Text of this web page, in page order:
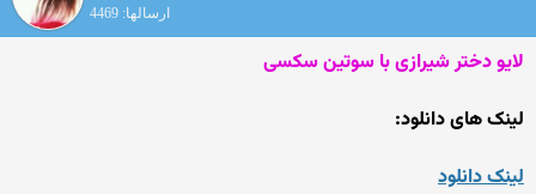
ارسالها: 4469
لایو دختر شیرازی با سوتین سکسی
لینک های دانلود:
لینک دانلود